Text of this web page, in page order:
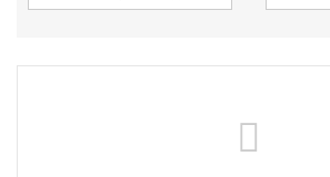
поддержка
Блог